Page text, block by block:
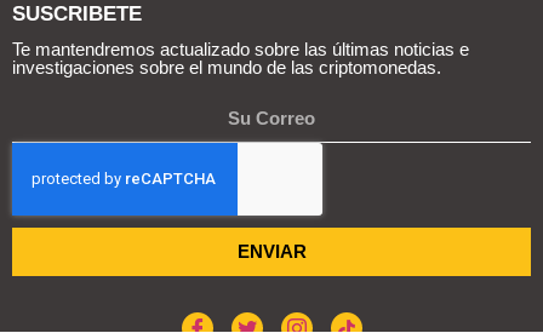
SUSCRIBETE
Te mantendremos actualizado sobre las últimas noticias e
investigaciones sobre el mundo de las criptomonedas.
ENVIAR